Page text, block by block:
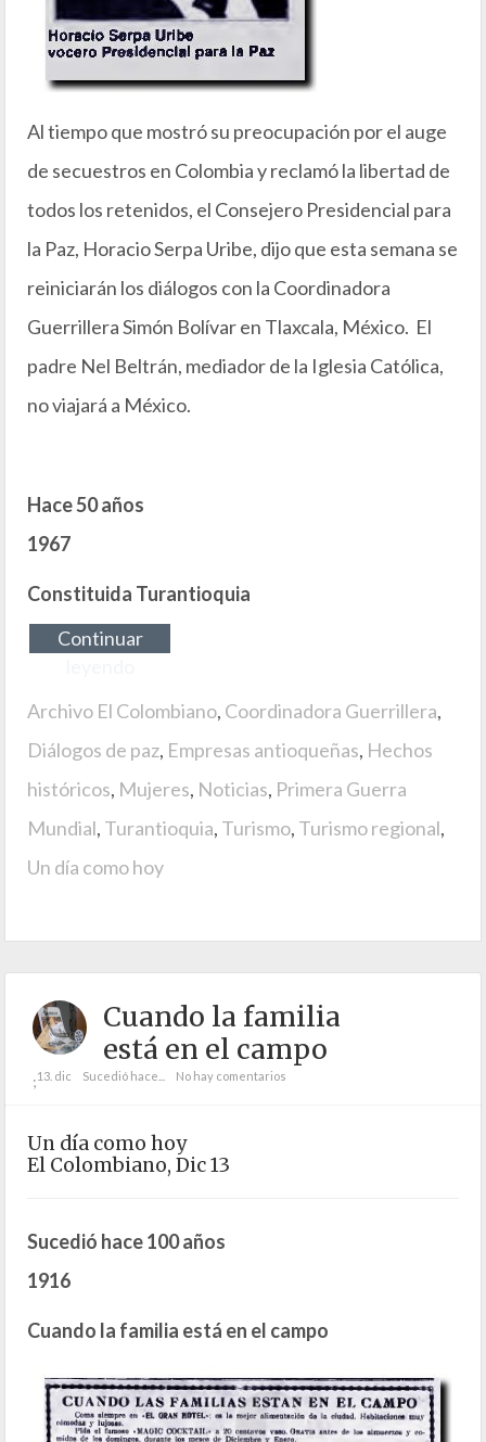
Al tiempo que mostró su preocupación por el auge
de secuestros en Colombia y reclamó la libertad de
todos los retenidos, el Consejero Presidencial para
la Paz, Horacio Serpa Uribe, dijo que esta semana se
reiniciarán los diálogos con la Coordinadora
Guerrillera Simón Bolívar en Tlaxcala, México. El
padre Nel Beltrán, mediador de la Iglesia Católica,
no viajará a México.
Hace 50 años
1967
Constituida Turantioquia
Continuar
Archivo El Colombiano, Coordinadora Guerrillera,
Diálogos de paz, Empresas antioqueñas, Hechos
históricos, Mujeres, Noticias, Primera Guerra
Mundial, Turantioquia, Turismo, Turismo regional,
Un día como hoy
Cuando la familia
está en el campo
;13. dic Sucedió hace... No hay comentarios
Un día como hoy
El Colombiano, Dic 13
Sucedió hace 100 años
1916
Cuando la familia está en el campo